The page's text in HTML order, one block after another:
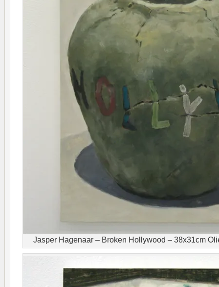
Jasper Hagenaar – Broken Hollywood – 38x31cm